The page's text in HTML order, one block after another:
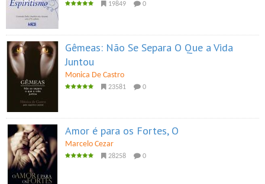
19849 0
Gêmeas: Não Se Separa O Que a Vida
Juntou
Monica De Castro
23581 0
Amor é para os Fortes, O
Marcelo Cezar
28258 0